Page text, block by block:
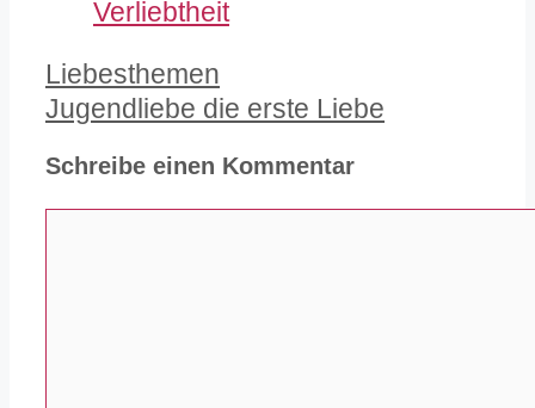
Verliebtheit
Kategorien
Liebesthemen
Jugendliebe die erste Liebe
Schreibe einen Kommentar